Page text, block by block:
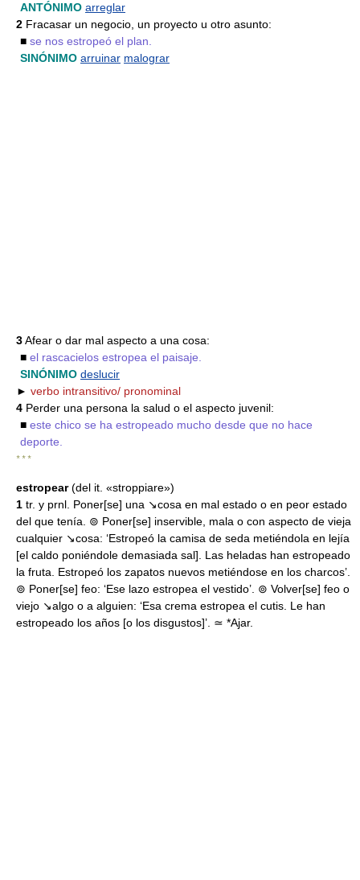
ANTÓNIMO arreglar
2 Fracasar un negocio, un proyecto u otro asunto:
■ se nos estropeó el plan.
SINÓNIMO arruinar malograr
3Afear o dar mal aspecto a una cosa:
■ el rascacielos estropea el paisaje.
SINÓNIMO deslucir
► verbo intransitivo/ pronominal
4 Perder una persona la salud o el aspecto juvenil:
■ este chico se ha estropeado mucho desde que no hace
deporte.
* * *
estropear(del it. «stroppiare»)
1 tr. y prnl. Poner[se] una ↘cosa en mal estado o en peor estado
del que tenía. ⊚ Poner[se] inservible, mala o con aspecto de vieja
cualquier ↘cosa: ‘Estropeó la camisa de seda metiéndola en lejía
[el caldo poniéndole demasiada sal]. Las heladas han estropeado
la fruta. Estropeó los zapatos nuevos metiéndose en los charcos’.
⊚ Poner[se] feo: ‘Ese lazo estropea el vestido’. ⊚ Volver[se] feo o
viejo ↘algo o a alguien: ‘Esa crema estropea el cutis. Le han
estropeado los años [o los disgustos]’. ≃ *Ajar.